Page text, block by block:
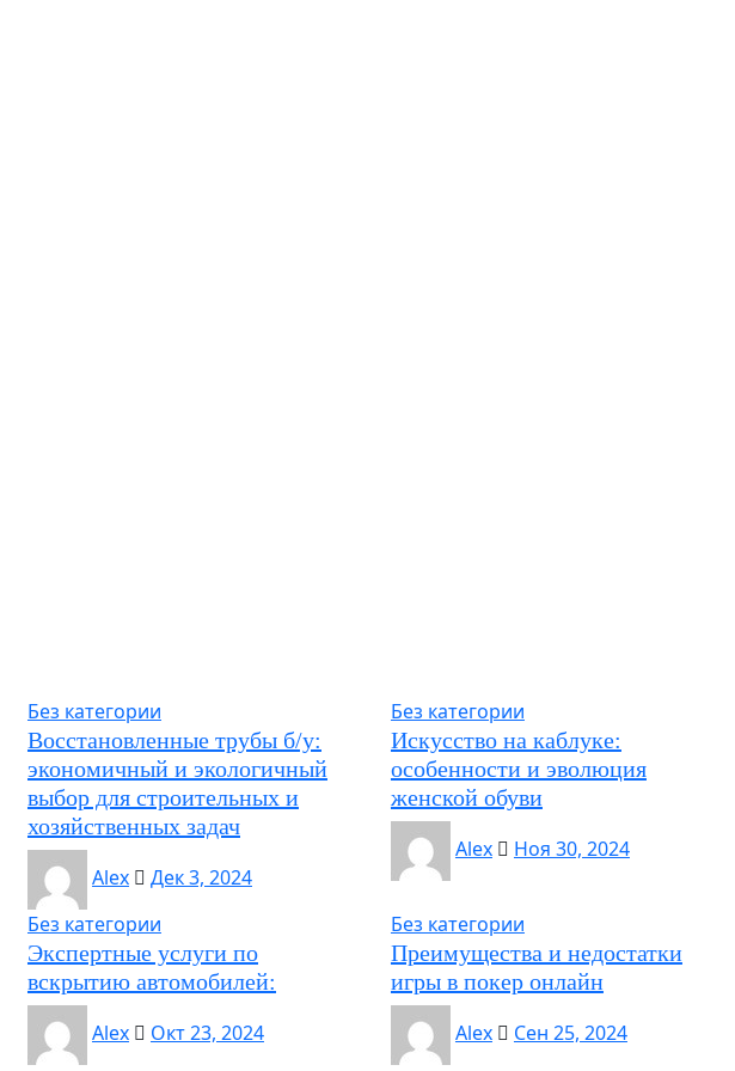
Без категории
Восстановленные трубы б/у:
экономичный и экологичный
выбор для строительных и
хозяйственных задач
Alex
Дек 3, 2024
Без категории
Искусство на каблуке:
особенности и эволюция
женской обуви
Alex
Ноя 30, 2024
Без категории
Экспертные услуги по
вскрытию автомобилей:
Alex
Окт 23, 2024
Без категории
Преимущества и недостатки
игры в покер онлайн
Alex
Сен 25, 2024